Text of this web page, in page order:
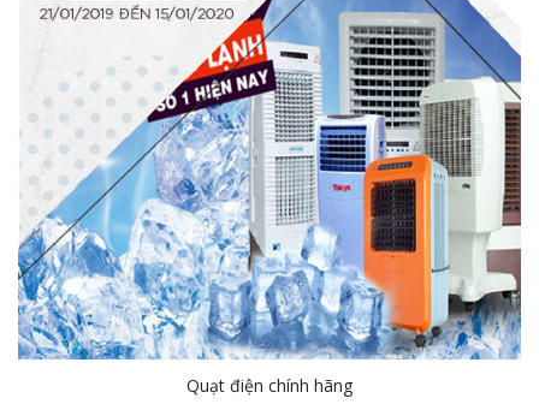
Quạt điện chính hãng